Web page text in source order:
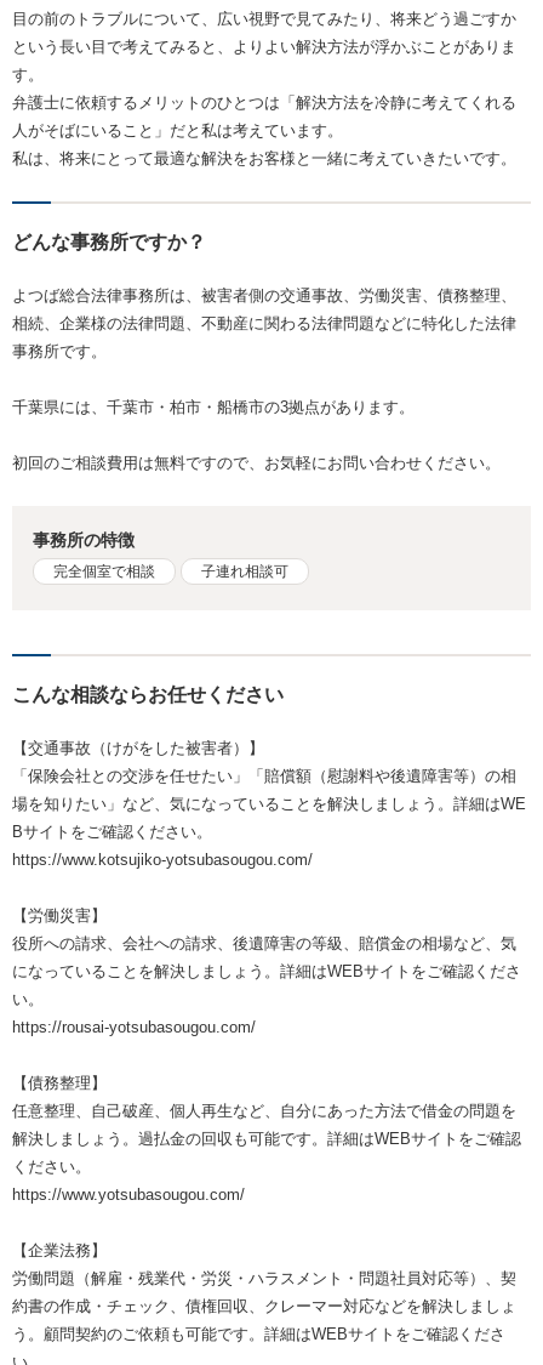
目の前のトラブルについて、広い視野で見てみたり、将来どう過ごすか
という長い目で考えてみると、よりよい解決方法が浮かぶことがありま
す。
弁護士に依頼するメリットのひとつは「解決方法を冷静に考えてくれる
人がそばにいること」だと私は考えています。
私は、将来にとって最適な解決をお客様と一緒に考えていきたいです。
どんな事務所ですか？
よつば総合法律事務所は、被害者側の交通事故、労働災害、債務整理、
相続、企業様の法律問題、不動産に関わる法律問題などに特化した法律
事務所です。
千葉県には、千葉市・柏市・船橋市の3拠点があります。
初回のご相談費用は無料ですので、お気軽にお問い合わせください。
事務所の特徴
完全個室で相談 子連れ相談可
こんな相談ならお任せください
【交通事故（けがをした被害者）】
「保険会社との交渉を任せたい」「賠償額（慰謝料や後遺障害等）の相
場を知りたい」など、気になっていることを解決しましょう。詳細はWE
Bサイトをご確認ください。
https://www.kotsujiko-yotsubasougou.com/
【労働災害】
役所への請求、会社への請求、後遺障害の等級、賠償金の相場など、気
になっていることを解決しましょう。詳細はWEBサイトをご確認くださ
い。
https://rousai-yotsubasougou.com/
【債務整理】
任意整理、自己破産、個人再生など、自分にあった方法で借金の問題を
解決しましょう。過払金の回収も可能です。詳細はWEBサイトをご確認
ください。
https://www.yotsubasougou.com/
【企業法務】
労働問題（解雇・残業代・労災・ハラスメント・問題社員対応等）、契
約書の作成・チェック、債権回収、クレーマー対応などを解決しましょ
う。顧問契約のご依頼も可能です。詳細はWEBサイトをご確認くださ